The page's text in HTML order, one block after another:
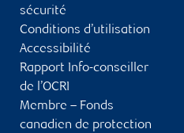
sécurité
Conditions d’utilisation
Accessibilité
Rapport Info-conseiller
de l’OCRI
Membre – Fonds
canadien de protection